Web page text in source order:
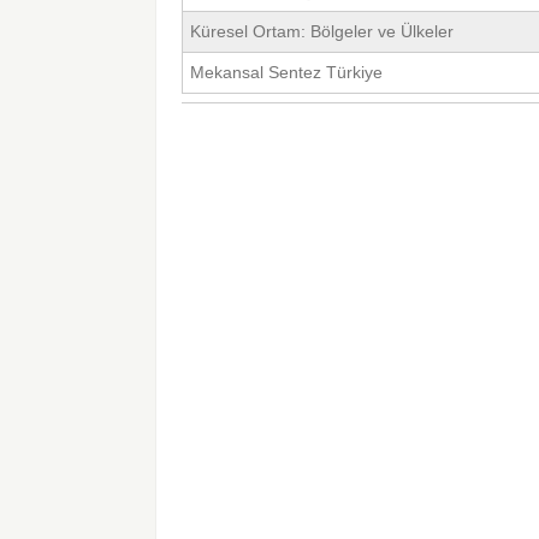
Küresel Ortam: Bölgeler ve Ülkeler
Mekansal Sentez Türkiye